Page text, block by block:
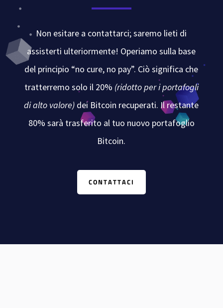
Non esitare a contattarci; saremo lieti di
assisterti ulteriormente! Operiamo sulla base
del principio “no cure, no pay”. Ciò significa che
tratterremo solo il 20% (ridotto per i portafogli
di alto valore) dei Bitcoin recuperati. Il restante
80% sarà trasferito al tuo nuovo portafoglio
Bitcoin.
CONTATTACI